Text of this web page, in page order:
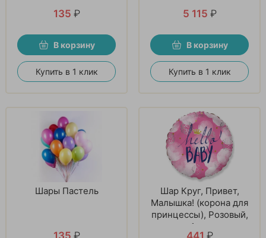
135 ₽
В корзину
Купить в 1 клик
5 115 ₽
В корзину
Купить в 1 клик
Шары Пастель
135 ₽
Шар Круг, Привет,
Малышка! (корона для
принцессы), Розовый,
1 шт
441 ₽